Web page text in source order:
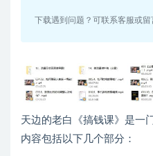
下载遇到问题？可联系客服或留
天边的老白《搞钱课》是一
内容包括以下几个部分：